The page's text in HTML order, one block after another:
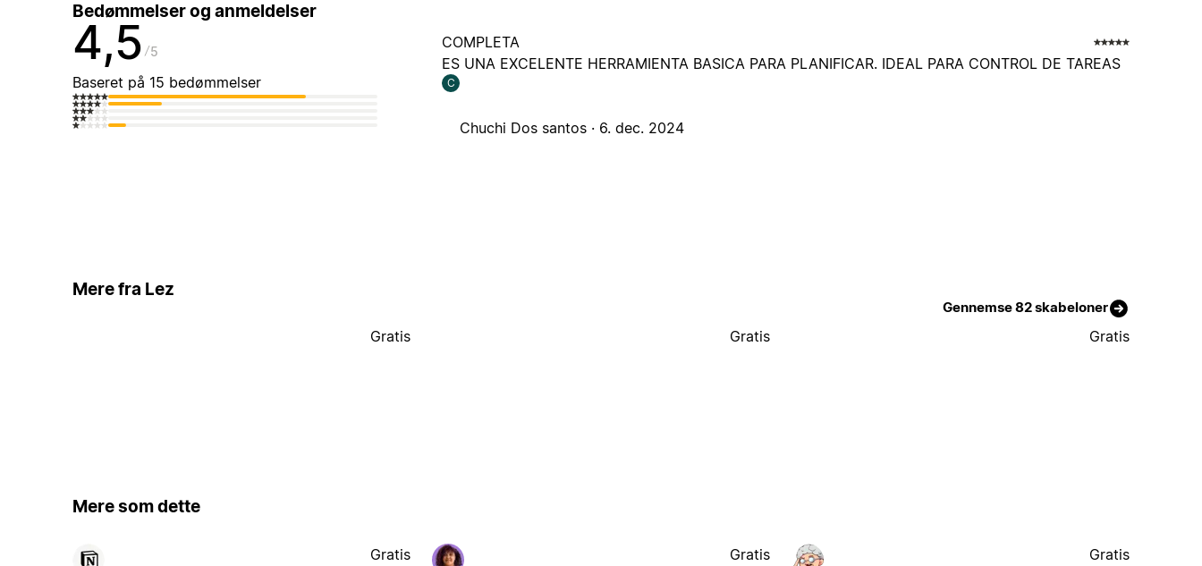
Bedømmelser og anmeldelser
4,5 5
Baseret på 15 bedømmelser
COMPLETA
ES UNA EXCELENTE HERRAMIENTA BASICA PARA PLANIFICAR. IDEAL PARA CONTROL DE TAREAS
C
Chuchi Dos santos · 6. dec. 2024
Mere fra Lez
Gennemse 82 skabeloner
Gratis Gratis Gratis
Mere som dette
Gratis Gratis Gratis